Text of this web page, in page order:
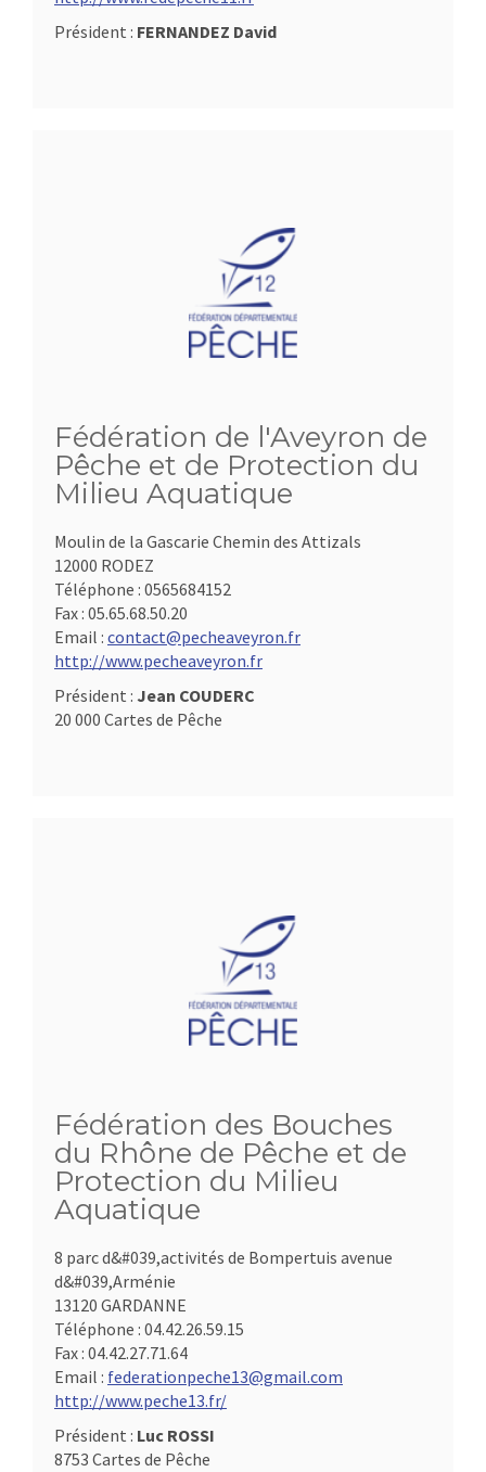
Président : FERNANDEZ David
Fédération de l'Aveyron de
Pêche et de Protection du
Milieu Aquatique
Moulin de la Gascarie Chemin des Attizals
12000 RODEZ
Téléphone : 0565684152
Fax : 05.65.68.50.20
Email : contact@pecheaveyron.fr
http://www.pecheaveyron.fr
Président : Jean COUDERC
20 000 Cartes de Pêche
Fédération des Bouches
du Rhône de Pêche et de
Protection du Milieu
Aquatique
8 parc d&#039,activités de Bompertuis avenue
d&#039,Arménie
13120 GARDANNE
Téléphone : 04.42.26.59.15
Fax : 04.42.27.71.64
Email : federationpeche13@gmail.com
http://www.peche13.fr/
Président : Luc ROSSI
8753 Cartes de Pêche